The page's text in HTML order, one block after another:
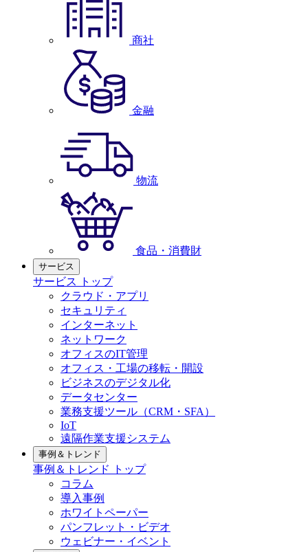
商社
金融
物流
食品・消費財
サービス
サービス トップ
クラウド・アプリ
セキュリティ
インターネット
ネットワーク
オフィスのIT管理
オフィス・工場の移転・開設
ビジネスのデジタル化
データセンター
業務支援ツール（CRM・SFA）
IoT
遠隔作業支援システム
事例＆トレンド
事例＆トレンド トップ
コラム
導入事例
ホワイトペーパー
パンフレット・ビデオ
ウェビナー・イベント